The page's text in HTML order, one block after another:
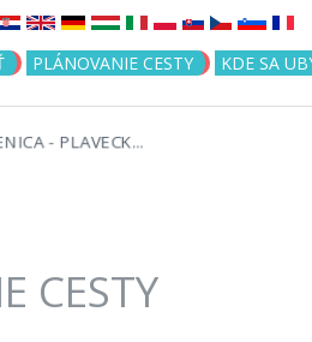
to navigation
PLÁNOVANIE CESTY KDE SA
- PLAVECK...
CESTY